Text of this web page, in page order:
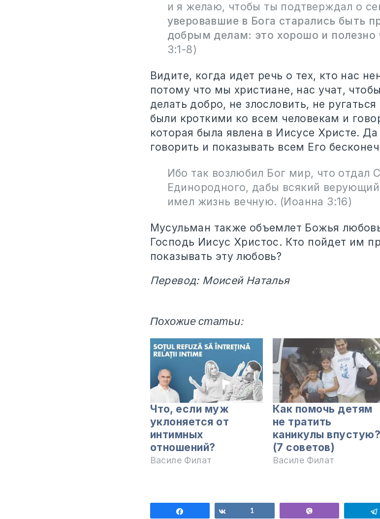
и я желаю, чтобы ты подтверждал о
уверовавшие в Бога старались быть
добрым делам: это хорошо и полезно
3:1-8)
Видите, когда идет речь о тех, кто нас
потому что мы христиане, нас учат,
делать добро, не злословить, не
были кроткими ко всем человекам и
которая была явлена в Иисусе Христе.
говорить и показывать всем Его
Ибо так возлюбил Бог мир, что отдал
Единородного, дабы всякий
имел жизнь вечную. (Иоанна 3:16)
Мусульман также объемлет Божья
Господь Иисус Христос. Кто пойдет им
показывать эту любовь?
Перевод: Моисей Наталья
Похожие статьи:
Что, если муж
уклоняется от
интимных
отношений?
Василе Филат
Как помочь детям
не тратить
каникулы впустую?
(7 советов)
Василе Филат
Поделиться Поделиться
1